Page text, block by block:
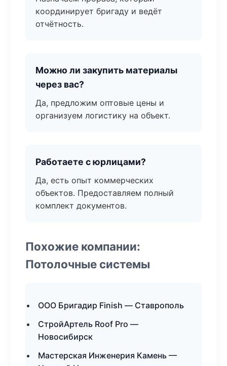
координирует бригаду и ведёт
отчётность.
Можно ли закупить материалы
через вас?
Да, предложим оптовые цены и
организуем логистику на объект.
Работаете с юрлицами?
Да, есть опыт коммерческих
объектов. Предоставляем полный
комплект документов.
Похожие компании:
Потолочные системы
ООО Бригадир Finish — Ставрополь
СтройАртель Roof Pro —
Новосибирск
Мастерская Инженерия Камень —